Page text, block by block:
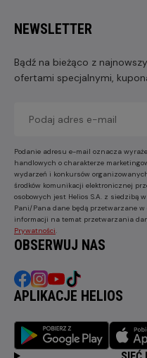
NEWSLETTER
Bądź na bieżąco z
ofertami specjalnymi,
Podanie adresu e-mail oznacza
handlowych o charakterze
wydarzeń i konkursów
środków komunikacji elektronicznej
osobowych jest Helios S.A. z siedzibą
Pani/Pana dane będą przetwarzane
informacji na temat przetwarzania
Prywatności
OBSERWUJ NAS
APLIKACJE HELIOS